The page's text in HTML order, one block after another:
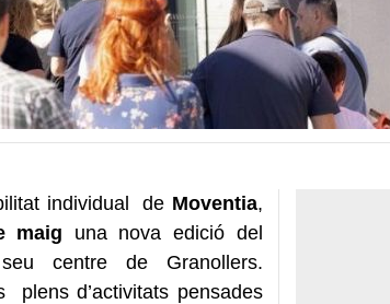
individual de Moventia,
maig una nova edició del
centre de Granollers.
plens d’activitats pensades